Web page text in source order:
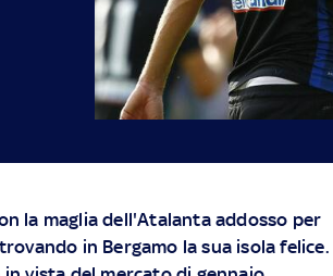
la maglia dell'Atalanta addosso per
in Bergamo la sua isola felice.